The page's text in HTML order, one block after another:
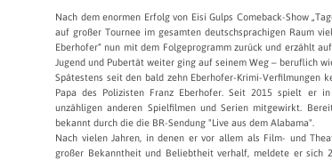
Nach dem enormen Erfolg von Eisi Gulps Comeback-Show
auf großer Tournee im gesamten deutschsprachigen Raum
Eberhofer“ nun mit dem Folgeprogramm zurück und erzählt
Jugend und Pubertät weiter ging auf seinem Weg – beruflich
Spätestens seit den bald zehn Eberhofer-Krimi-Verfilmungen
Papa des Polizisten Franz Eberhofer. Seit 2015 spielt er
unzähligen anderen Spielfilmen und Serien mitgewirkt.
bekannt durch die die BR-Sendung "Live aus dem Alabama".
Nach vielen Jahren, in denen er vor allem als Film- und
großer Bekanntheit und Beliebtheit verhalf, meldete er sich